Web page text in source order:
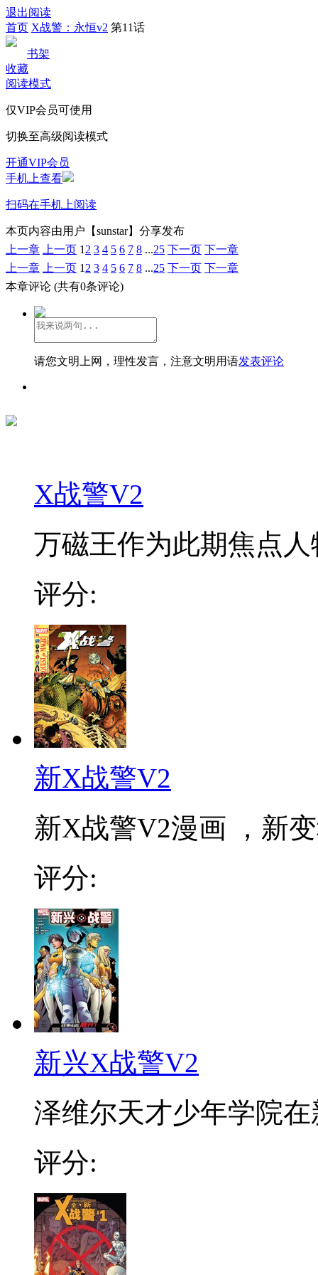
退出阅读
首页 X战警：永恒v2 第11话
书架
收藏
阅读模式
仅VIP会员可使用
切换至高级阅读模式
开通VIP会员
手机上查看
扫码在手机上阅读
本页内容由用户【sunstar】分享发布
上一章
上一页 1 2 3 4 5 6 7 8 ...25 下一页 下一章
上一章
上一页 1 2 3 4 5 6 7 8 ...25 下一页 下一章
本章评论 (共有0条评论)
请您文明上网，理性发言，注意文明用语发表评论
X战警V2
万磁王作为此期焦点
评分:
新X战警V2
新X战警V2漫画 ，新
评分:
新兴X战警V2
泽维尔天才少年学院
评分: